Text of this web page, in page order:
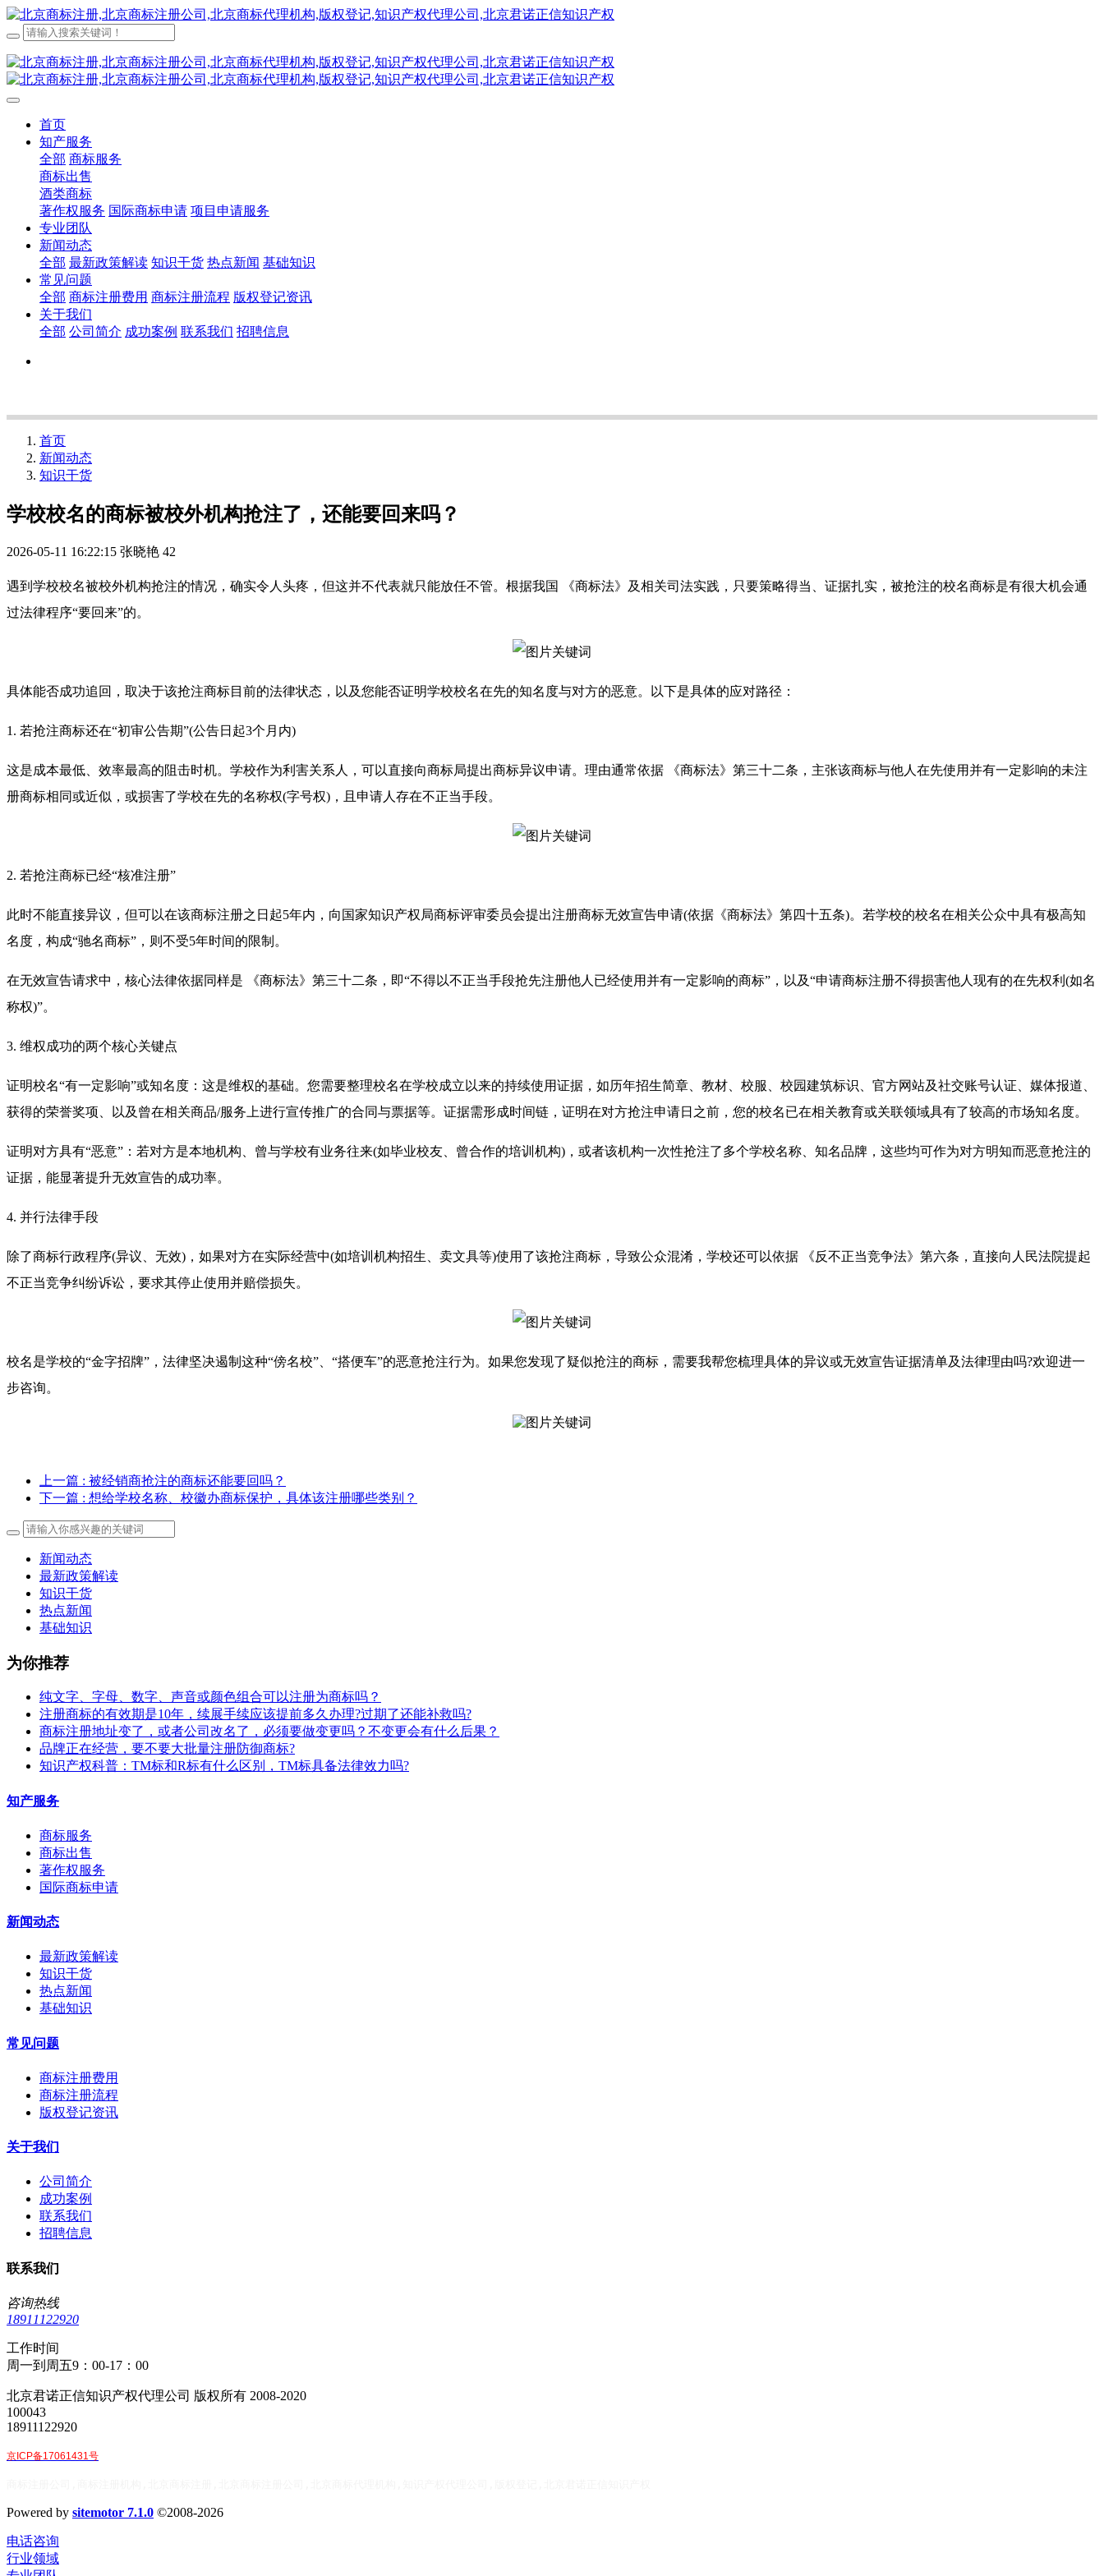
首页
知产服务
全部 商标服务
商标出售
酒类商标
著作权服务 国际商标申请 项目申请服务
专业团队
新闻动态
全部 最新政策解读 知识干货 热点新闻 基础知识
常见问题
全部 商标注册费用 商标注册流程 版权登记资讯
关于我们
全部 公司简介 成功案例 联系我们 招聘信息
首页
新闻动态
知识干货
学校校名的商标被校外机构抢注了，还能要回来吗？
2026-05-11 16:22:15 张晓艳 42
遇到学校校名被校外机构抢注的情况，确实令人头疼，但这并不代表就只能放任不管。根据我国 《商标法》及相关司法实践，只要策略得当、证据扎实，被抢注的校名商标是有很大机会通
过法律程序“要回来”的。
具体能否成功追回，取决于该抢注商标目前的法律状态，以及您能否证明学校校名在先的知名度与对方的恶意。以下是具体的应对路径：
1. 若抢注商标还在“初审公告期”(公告日起3个月内)
这是成本最低、效率最高的阻击时机。学校作为利害关系人，可以直接向商标局提出商标异议申请。理由通常依据 《商标法》第三十二条，主张该商标与他人在先使用并有一定影响的未注
册商标相同或近似，或损害了学校在先的名称权(字号权)，且申请人存在不正当手段。
2. 若抢注商标已经“核准注册”
此时不能直接异议，但可以在该商标注册之日起5年内，向国家知识产权局商标评审委员会提出注册商标无效宣告申请(依据《商标法》第四十五条)。若学校的校名在相关公众中具有极高知
名度，构成“驰名商标”，则不受5年时间的限制。
在无效宣告请求中，核心法律依据同样是 《商标法》第三十二条，即“不得以不正当手段抢先注册他人已经使用并有一定影响的商标”，以及“申请商标注册不得损害他人现有的在先权利(如名
称权)”。
3. 维权成功的两个核心关键点
证明校名“有一定影响”或知名度：这是维权的基础。您需要整理校名在学校成立以来的持续使用证据，如历年招生简章、教材、校服、校园建筑标识、官方网站及社交账号认证、媒体报道、
获得的荣誉奖项、以及曾在相关商品/服务上进行宣传推广的合同与票据等。证据需形成时间链，证明在对方抢注申请日之前，您的校名已在相关教育或关联领域具有了较高的市场知名度。
证明对方具有“恶意”：若对方是本地机构、曾与学校有业务往来(如毕业校友、曾合作的培训机构)，或者该机构一次性抢注了多个学校名称、知名品牌，这些均可作为对方明知而恶意抢注的
证据，能显著提升无效宣告的成功率。
4. 并行法律手段
除了商标行政程序(异议、无效)，如果对方在实际经营中(如培训机构招生、卖文具等)使用了该抢注商标，导致公众混淆，学校还可以依据 《反不正当竞争法》第六条，直接向人民法院提起
不正当竞争纠纷诉讼，要求其停止使用并赔偿损失。
校名是学校的“金字招牌”，法律坚决遏制这种“傍名校”、“搭便车”的恶意抢注行为。如果您发现了疑似抢注的商标，需要我帮您梳理具体的异议或无效宣告证据清单及法律理由吗?欢迎进一
步咨询。
上一篇 : 被经销商抢注的商标还能要回吗？
下一篇 : 想给学校名称、校徽办商标保护，具体该注册哪些类别？
新闻动态
最新政策解读
知识干货
热点新闻
基础知识
为你推荐
纯文字、字母、数字、声音或颜色组合可以注册为商标吗？
注册商标的有效期是10年，续展手续应该提前多久办理?过期了还能补救吗?
商标注册地址变了，或者公司改名了，必须要做变更吗？不变更会有什么后果？
​品牌正在经营，要不要大批量注册防御商标?
知识产权科普：TM标和R标有什么区别，TM标具备法律效力吗?
知产服务
商标服务
商标出售
著作权服务
国际商标申请
新闻动态
最新政策解读
知识干货
热点新闻
基础知识
常见问题
商标注册费用
商标注册流程
版权登记资讯
关于我们
公司简介
成功案例
联系我们
招聘信息
联系我们
咨询热线
18911122920
工作时间
周一到周五9：00-17：00
北京君诺正信知识产权代理公司 版权所有 2008-2020
100043
18911122920
京ICP备17061431号
Powered by sitemotor 7.1.0 ©2008-2026
电话咨询
行业领域